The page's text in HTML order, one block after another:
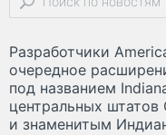
Разработчики
очередное
под названием
центральных
и знаменитым